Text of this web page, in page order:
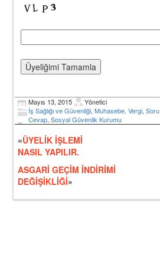
Mayıs 13, 2015
Yönetici
İş Sağlığı ve Güvenliği, Muhasebe, Vergi, Soru
Cevap, Sosyal Güvenlik Kurumu
«ÜYELİK İŞLEMİ
NASIL YAPILIR.
ASGARİ GEÇİM İNDİRİMİ
DEĞİŞİKLİĞİ»